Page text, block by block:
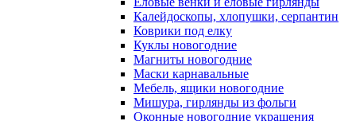
Калейдоскопы, хлопушки, серпантин
Коврики под елку
Куклы новогодние
Магниты новогодние
Маски карнавальные
Мебель, ящики новогодние
Мишура, гирлянды из фольги
Оконные новогодние украшения